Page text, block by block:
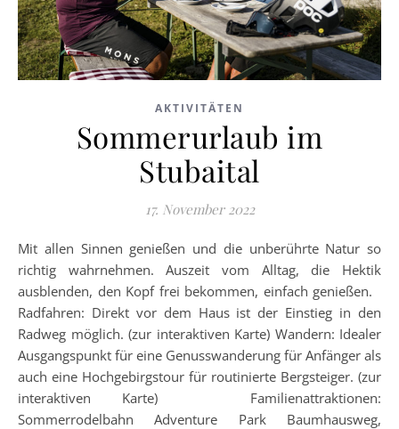
AKTIVITÄTEN
Sommerurlaub im
Stubaital
17. November 2022
Mit allen Sinnen genießen und die unberührte Natur so
richtig wahrnehmen. Auszeit vom Alltag, die Hektik
ausblenden, den Kopf frei bekommen, einfach genießen.
Radfahren: Direkt vor dem Haus ist der Einstieg in den
Radweg möglich. (zur interaktiven Karte) Wandern: Idealer
Ausgangspunkt für eine Genusswanderung für Anfänger als
auch eine Hochgebirgstour für routinierte Bergsteiger. (zur
interaktiven Karte) Familienattraktionen:
Sommerrodelbahn Adventure Park Baumhausweg,